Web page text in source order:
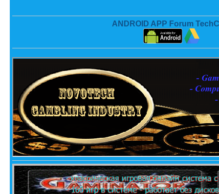
ANDROID APP Forum